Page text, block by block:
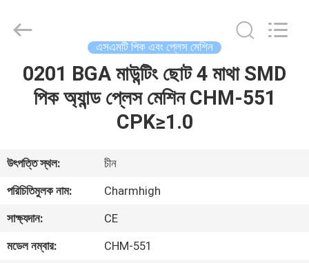
বাড়ি
ভিডিও
সম্পর্কে
TECHNOLOGY
LIMITED.
Reserved.
এসএমটি পিক এবং প্লেস মেশিন
0201 BGA মাউন্টিং ছোট 4 মাথা SMD
পিক অ্যান্ড প্লেস মেশিন CHM-551
CPK≥1.0
উৎপত্তি স্থল:
চীন
পরিচিতিমুলক নাম:
Charmhigh
সাক্ষ্যদান:
CE
মডেল নম্বার:
CHM-551